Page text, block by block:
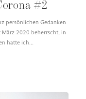
#2
persönlichen Gedanken
März 2020 beherrscht, in
hatte ich…